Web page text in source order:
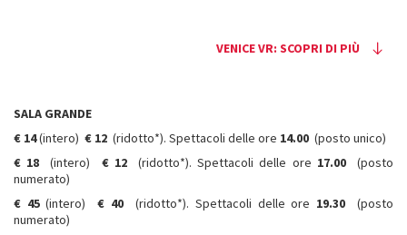
VENICE VR: SCOPRI DI PIÙ
SALA GRANDE
€ 14(intero) € 12 (ridotto*). Spettacoli delle ore 14.00 (posto unico)
€ 18 (intero) € 12(ridotto*). Spettacoli delle ore 17.00(posto
numerato)
€ 45(intero)€ 40 (ridotto*). Spettacoli delle ore 19.30(posto
numerato)